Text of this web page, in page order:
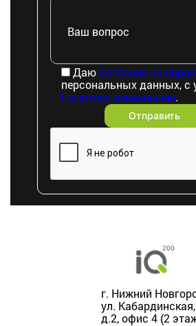
Ваш вопрос
Даю Согласие на
персональных данных, с
Политики ознакомлен.
г. Нижний
ул. Кабардинская,
д.2, офис 4 (2